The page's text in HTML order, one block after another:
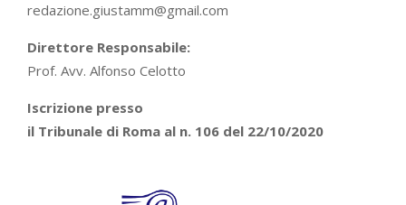
redazione.giustamm@gmail.com
Direttore Responsabile:
Prof. Avv. Alfonso Celotto
Iscrizione presso
il Tribunale di Roma al n. 106 del 22/10/2020